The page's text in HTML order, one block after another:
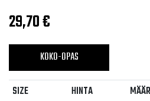
29,70€
KOKO-OPAS
SIZE HINTA